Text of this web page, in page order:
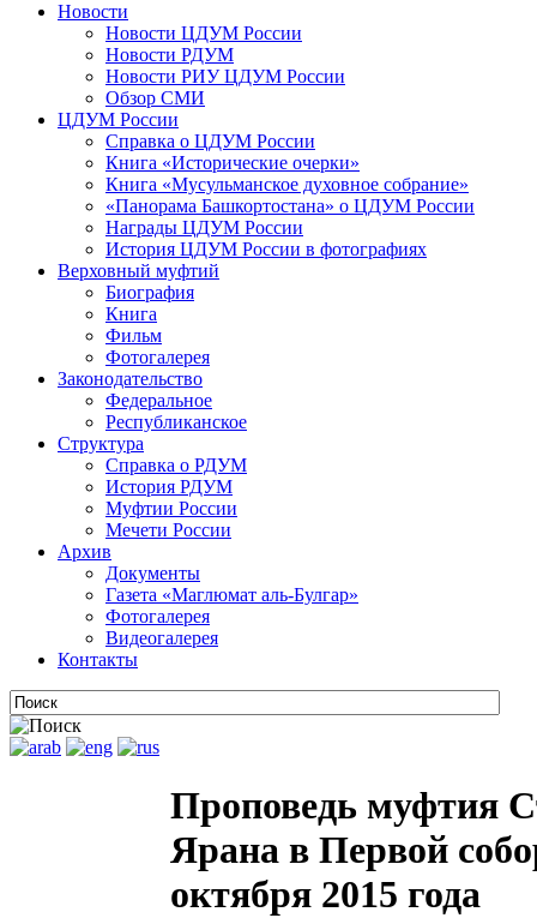
Новости
Новости ЦДУМ России
Новости РДУМ
Новости РИУ ЦДУМ России
Обзор СМИ
ЦДУМ России
Справка о ЦДУМ России
Книга «Исторические очерки»
Книга «Мусульманское духовное собрание»
«Панорама Башкортостана» о ЦДУМ России
Награды ЦДУМ России
История ЦДУМ России в фотографиях
Верховный муфтий
Биография
Книга
Фильм
Фотогалерея
Законодательство
Федеральное
Республиканское
Структура
Справка о РДУМ
История РДУМ
Муфтии России
Мечети России
Архив
Документы
Газета «Маглюмат аль-Булгар»
Фотогалерея
Видеогалерея
Контакты
Проповедь муфтия
Ярана в Первой
октября 2015 года